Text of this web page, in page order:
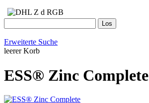
Erweiterte Suche
leerer Korb
ESS® Zinc Complete